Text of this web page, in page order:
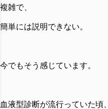
複雑で、
簡単には説明できない。
今でもそう感じています。
血液型診断が流行っていた頃、